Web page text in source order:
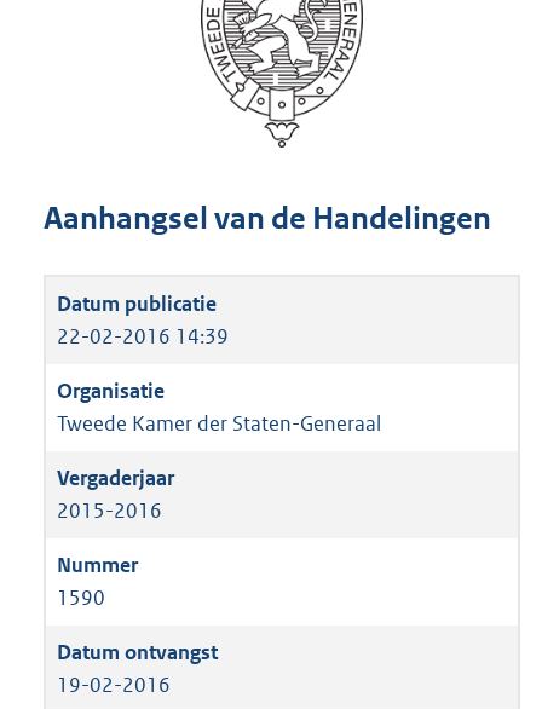
Aanhangsel van de Handelingen
22-02-2016 14:39
Tweede Kamer der Staten-Generaal
2015-2016
1590
19-02-2016